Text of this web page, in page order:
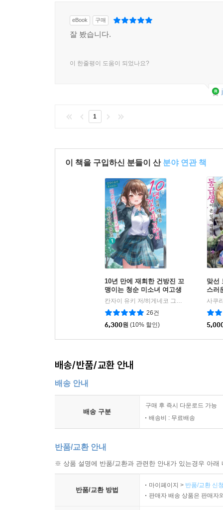
eBook 구매
잘 봤습니다.
이 한줄평이 도움이 되었나요?
1
이 책을 구입하신 분들이 산 분야 연관 책
10년 만에 재회한 건방진 꼬
맹이는 청순 미소녀 여고생
으로 성장해 있었다 01권 칸자이 유키 저/히게네코 그림/박정철 역 | S
26건
6,300원 (10% 할인)
맞선
스러
급생
배송/반품/교환 안내
배송 안내
배송 구분
구매 후 즉시 다운로드 가능
배송비 : 무료배송
반품/교환 안내
※ 상품 설명에 반품/교환과 관련한 안내가 있는경우 아
반품/교환 방법
마이페이지 > 반품/교환 신
판매자 배송 상품은 판매자